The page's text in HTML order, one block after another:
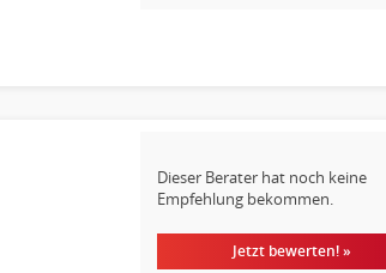
Dieser Berater hat noch keine
Empfehlung bekommen.
Jetzt bewerten! »